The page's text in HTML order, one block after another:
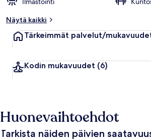
Näytä kaikki
Tärkeimmät palvelut/
Kodin mukavuudet (6)
Huonevaihtoehdot
Tarkista näiden päivien